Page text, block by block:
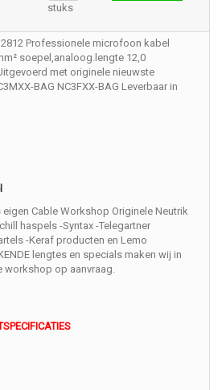
stuks
Professionele microfoon kabel
soepel,analoog.lengte 12,0
met originele nieuwste
BAG NC3FXX-BAG Leverbaar in
Cable Workshop Originele Neutrik
haspels -Syntax -Telegartner
-Keraf producten en Lemo
lengtes en specials maken wij in
op aanvraag.